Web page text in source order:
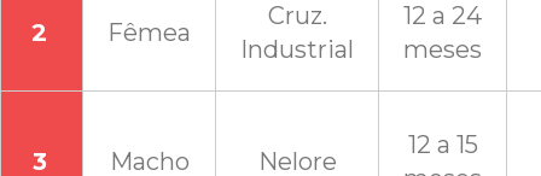
2 Fêmea
Cruz.
Industrial
12 a 24
meses
3 Macho Nelore
12 a 15